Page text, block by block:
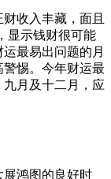
收入丰藏，面且
显示钱财很可能
最易出问题的月
惕。今年财运最
月及十二月，应
展鸿图的良好时